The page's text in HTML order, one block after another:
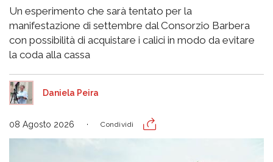
Un esperimento che sarà tentato per la
manifestazione di settembre dal Consorzio Barbera
con possibilità di acquistare i calici in modo da evitare
la coda alla cassa
Daniela Peira
08 Agosto 2026 Condividi